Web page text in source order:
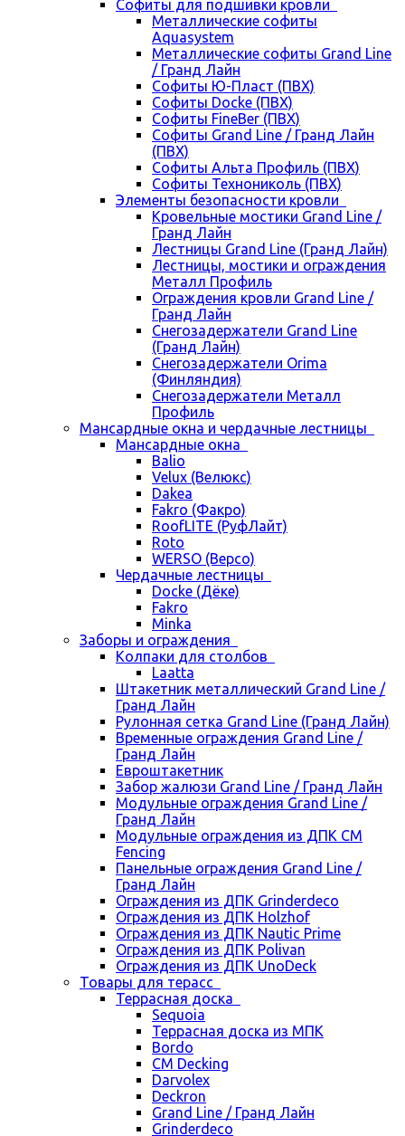
Cофиты для подшивки кровли
Металлические софиты
Aquasystem
Металлические софиты Grand Line
/ Гранд Лайн
Софиты Ю-Пласт (ПВХ)
Софиты Docke (ПВХ)
Софиты FineBer (ПВХ)
Софиты Grand Line / Гранд Лайн
(ПВХ)
Софиты Альта Профиль (ПВХ)
Софиты Технониколь (ПВХ)
Элементы безопасности кровли
Кровельные мостики Grand Line /
Гранд Лайн
Лестницы Grand Line (Гранд Лайн)
Лестницы, мостики и ограждения
Металл Профиль
Ограждения кровли Grand Line /
Гранд Лайн
Снегозадержатели Grand Line
(Гранд Лайн)
Снегозадержатели Orima
(Финляндия)
Снегозадержатели Металл
Профиль
Мансардные окна и чердачные лестницы
Мансардные окна
Balio
Velux (Велюкс)
Dakea
Fakro (Факро)
RoofLITE (РуфЛайт)
Roto
WERSO (Версо)
Чердачные лестницы
Docke (Дёке)
Fakro
Minka
Заборы и ограждения
Колпаки для столбов
Laatta
Штакетник металлический Grand Line /
Гранд Лайн
Рулонная сетка Grand Line (Гранд Лайн)
Временные ограждения Grand Line /
Гранд Лайн
Евроштакетник
Забор жалюзи Grand Line / Гранд Лайн
Модульные ограждения Grand Line /
Гранд Лайн
Модульные ограждения из ДПК CM
Fencing
Панельные ограждения Grand Line /
Гранд Лайн
Ограждения из ДПК Grinderdeco
Ограждения из ДПК Holzhof
Ограждения из ДПК Nautic Prime
Ограждения из ДПК Polivan
Ограждения из ДПК UnoDeck
Товары для терасс
Террасная доска
Sequoia
Террасная доска из МПК
Bordo
CM Decking
Darvolex
Deckron
Grand Line / Гранд Лайн
Grinderdeco